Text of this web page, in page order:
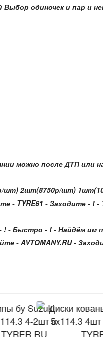
одиночек и пар и
можно после ДТП или
шт) 2шт(8750р/шт)
- Заходите - ! -
- Быстро - ! - Найдём им
AVTOMANY.RU -